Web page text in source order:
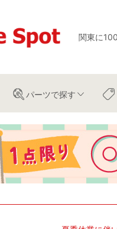
関東に
パーツで探す